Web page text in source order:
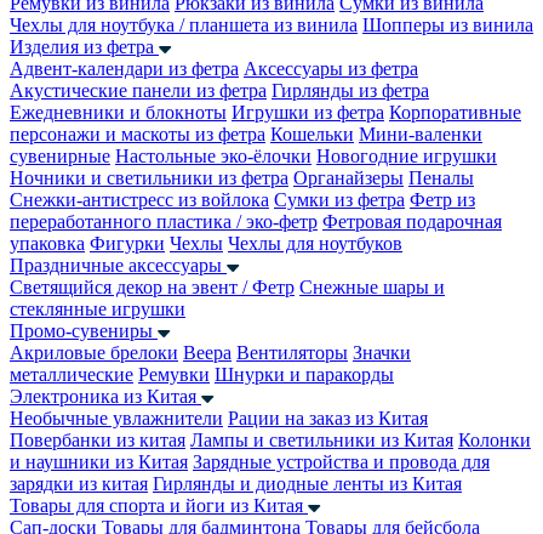
Чехлы для ноутбука / планшета из винила Шопперы из винила
Изделия из фетра
Адвент-календари из фетра Аксессуары из фетра
Акустические панели из фетра Гирлянды из фетра
Ежедневники и блокноты Игрушки из фетра Корпоративные
персонажи и маскоты из фетра Кошельки Мини-валенки
сувенирные Настольные эко-ёлочки Новогодние игрушки
Ночники и светильники из фетра Органайзеры Пеналы
Снежки-антистресс из войлока Сумки из фетра Фетр из
переработанного пластика / эко-фетр Фетровая подарочная
упаковка Фигурки Чехлы Чехлы для ноутбуков
Праздничные аксессуары
Светящийся декор на эвент / Фетр Снежные шары и
стеклянные игрушки
Промо-сувениры
Акриловые брелоки Веера Вентиляторы Значки
металлические Ремувки Шнурки и паракорды
Электроника из Китая
Необычные увлажнители Рации на заказ из Китая
Повербанки из китая Лампы и светильники из Китая Колонки
и наушники из Китая Зарядные устройства и провода для
зарядки из китая Гирлянды и диодные ленты из Китая
Товары для спорта и йоги из Китая
Сап-доски Товары для бадминтона Товары для бейсбола